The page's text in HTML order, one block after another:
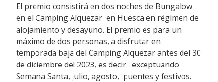
El premio consistirá en dos noches de Bungalow
en el Camping Alquezar en Huesca en régimen de
alojamiento y desayuno. El premio es para un
máximo de dos personas, a disfrutar en
temporada baja del Camping Alquezar antes del 30
de diciembre del 2023, es decir, exceptuando
Semana Santa, julio, agosto, puentes y festivos.